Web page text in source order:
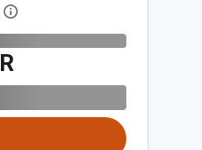
Digitalen Lizenzdialog öffnen